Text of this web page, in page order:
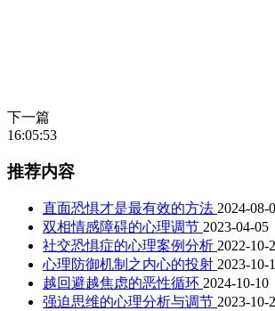
下一篇
16:05:53
推荐内容
直面恐惧才是最有效的方法 2024-08-
双相情感障碍的心理调节 2023-04-05
社交恐惧症的心理案例分析 2022-10-
心理防御机制之内心的投射 2023-10-
越回避越焦虑的恶性循环 2024-10-10
强迫思维的心理分析与调节 2023-10-